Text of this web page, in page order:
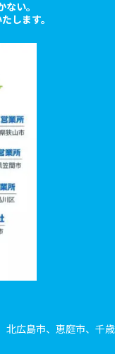
い。
します。
北広島市、恵庭市、千歳